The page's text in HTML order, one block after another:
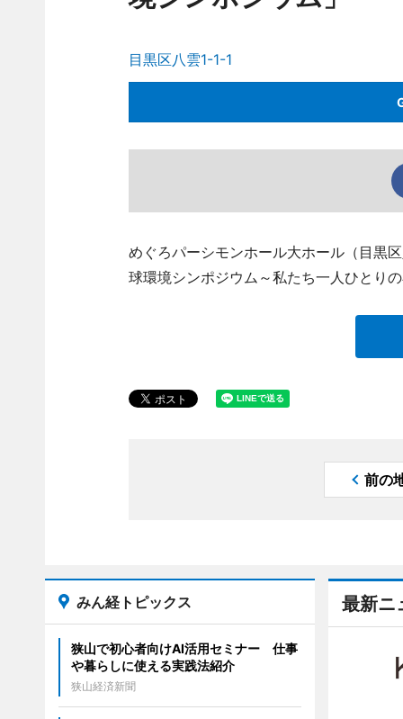
目黒区八雲1-1-1
めぐろパーシモンホール大ホール（目黒
球環境シンポジウム～私たち一人ひとり
前の
最新ニ
みん経トピックス
狭山で初心者向けAI活用セミナー 仕事
や暮らしに使える実践法紹介
狭山経済新聞